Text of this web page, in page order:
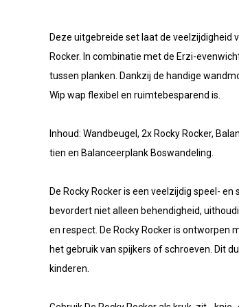
Deze uitgebreide set laat de
Rocker. In combinatie met de Erzi-
tussen planken. Dankzij de handige
Wip wap flexibel en ruimtebesparend is.
Inhoud: Wandbeugel, 2x Rocky Rocker,
tien en Balanceerplank Boswandeling.
De Rocky Rocker is een veelzijdig speel-
bevordert niet alleen behendigheid,
en respect. De Rocky Rocker is
het gebruik van spijkers of schroeven. Dit
kinderen.